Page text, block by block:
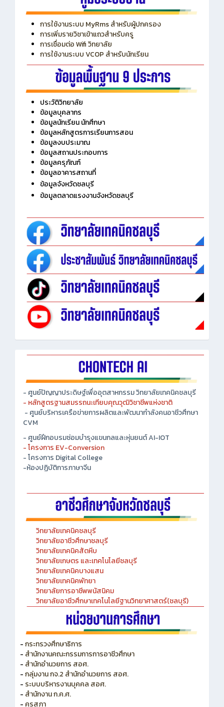
การใช้งานระบบ MyRms สำหรับผู้ปกครอง
การเพิ่มรายวิชาเข้าแถวสำหรับครู
การเชื่อมต่อ Wifi วิทยาลัย
การใช้งานระบบ VCOP สำหรับนักเรียน
ประวัติวิทยาลัย
ข้อมูลบุคลากร
ข้อมูลนักเรียน นักศึกษา
ข้อมูลหลักสูตรการเรียนการสอน
ข้อมูลงบประมาณ
ข้อมูลสถานประกอบการ
ข้อมูลครุภัณฑ์
ข้อมูลอาคารสถานที่
ข้อมูลจังหวัดชลบุรี
ข้อมูลตลาดแรงงานจังหวัดชลบุรี
- ศูนย์ปัญญาประดิษฐ์เพื่ออุตสาหกรรม วิทยาลัยเทคนิคชลบุรี
- หลักสูตรฐานสมรรถนะเทียบคุณวุฒิวิชาชีพแห่งชาติ
- ศูนย์บริหารเครือข่ายการผลิตและพัฒนากำลังคนอาชีวศึกษา
CVM
- ศูนย์ฝึกอบรมซ่อมบำรุงแขนกลและหุ่นยนต์ AI-IOT
- โครงการ EV-Conversion
- โครงการ Digital College
-ห้องปฏิบัติการภาษาจีน
วิทยาลัยเทคนิคชลบุรี
วิทยาลัยอาชีวศึกษาชลบุรี
วิทยาลัยเทคนิคสัตหีบ
วิทยาลัยเกษตร และเทคโนโลยีชลบุรี
วิทยาลัยเทคนิคบางแสน
วิทยาลัยเทคนิคพัทยา
วิทยาลัยการอาชีพพนัสนิคม
วิทยาลัยอาชีวศึกษาเทคโนโลยีฐานวิทยาศาสตร์(ชลบุรี)
-กระทรวงศึกษาธิการ
- สำนักงานคณะกรรมการการอาชีวศึกษา
- สำนักอำนวยการ สอศ.
-กลุ่มงาน กจ.2 สำนักอำนวยการ สอศ.
- ระบบบริหารงานบุคคล สอศ.
- สำนักงาน ก.ค.ศ.
- คุรุสภา